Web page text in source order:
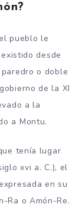
pueblo le
desde
o doble
de la XI
a la
a Montu.
tenía lugar
xvi a. C.), el
en su
Ra o Amón-Re.